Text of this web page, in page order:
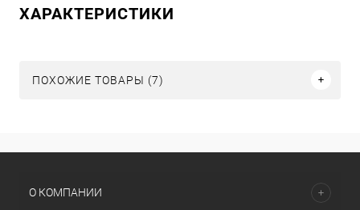
ХАРАКТЕРИСТИКИ
ПОХОЖИЕ ТОВАРЫ (7)
О КОМПАНИИ